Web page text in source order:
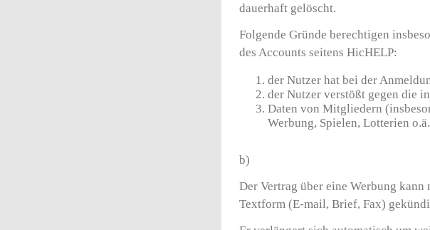
dauerhaft gelöscht.
Folgende Gründe berechtigen
des Accounts seitens HicHELP:
der Nutzer hat bei der
der Nutzer verstößt gegen die
Daten von Mitgliedern
Werbung, Spielen, Lotterien
b)
Der Vertrag über eine Werbung
Textform (E-mail, Brief, Fax)